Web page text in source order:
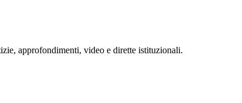
approfondimenti, video e dirette istituzionali.